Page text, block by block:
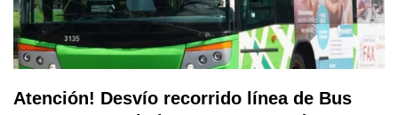
Atención! Desvío recorrido línea de Bus